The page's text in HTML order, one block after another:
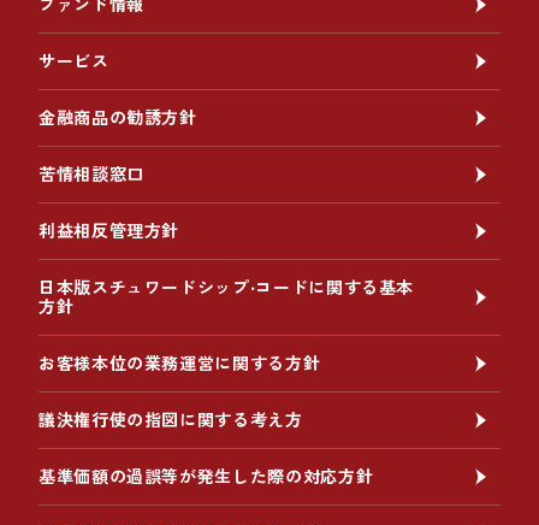
サービス
金融商品の勧誘方針
苦情相談窓口
利益相反管理方針
日本版スチュワードシップ‧コードに関する基本
方針
お客様本位の業務運営に関する方針
議決権行使の指図に関する考え方
基準価額の過誤等が発生した際の対応方針